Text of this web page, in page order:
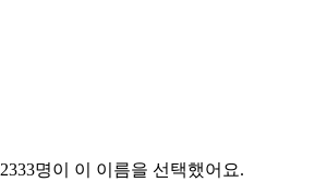
2333명이 이 이름을 선택했어요.